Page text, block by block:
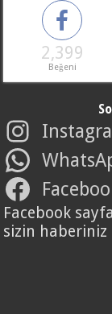
2,399
Beğeni
Facebook
sizin haberiniz